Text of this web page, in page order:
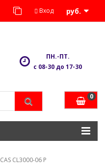
руб.
Вход
ПН.-ПТ.
с 08-30 до 17-30
0
CAS CL3000-06 P